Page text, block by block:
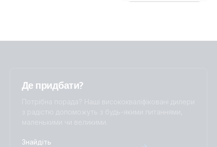
Де придбати?
Потрібна порада? Наші висококваліфіковані дилери
з радістю допоможуть з будь-якими питаннями,
маленькими чи великими.
Знайдіть